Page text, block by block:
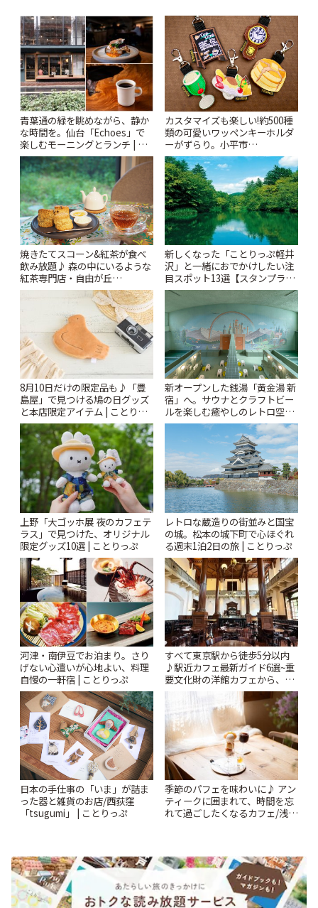
青葉通の緑を眺めながら、静か
な時間を。仙台「Echoes」で
楽しむモーニングとランチ | こ
とりっぷ
カスタマイズも楽しい!約500種
類の可愛いワッペンキーホルダ
ーがずらり。小平市
「Kimamaya T&K」 | ことりっ
ぷ
焼きたてスコーン&紅茶が食べ
飲み放題♪ 森の中にいるような
紅茶専門店・自由が丘
「YOTSUBA TEA」でのんびり
時間 | ことりっぷ
新しくなった「ことりっぷ軽井
沢」と一緒におでかけしたい注
目スポット13選【スタンプラリ
ー開催中】 | ことりっぷ
8月10日だけの限定品も♪「豊
島屋」で見つける鳩の日グッズ
と本店限定アイテム | ことりっ
ぷ
新オープンした銭湯「黄金湯 新
宿」へ。サウナとクラフトビー
ルを楽しむ癒やしのレトロ空間
| ことりっぷ
上野「大ゴッホ展 夜のカフェテ
ラス」で見つけた、オリジナル
限定グッズ10選 | ことりっぷ
レトロな蔵造りの街並みと国宝
の城。松本の城下町で心ほぐれ
る週末1泊2日の旅 | ことりっぷ
河津・南伊豆でお泊まり。さり
げない心遣いが心地よい、料理
自慢の一軒宿 | ことりっぷ
すべて東京駅から徒歩5分以内
♪駅近カフェ最新ガイド6選~重
要文化財の洋館カフェから、改
札すぐのレトロ喫茶まで~ | こと
日本の手仕事の「いま」が詰ま
った器と雑貨のお店/西荻窪
「tsugumi」 | ことりっぷ
季節のパフェを味わいに♪ アン
ティークに囲まれて、時間を忘
れて過ごしたくなるカフェ/浅草